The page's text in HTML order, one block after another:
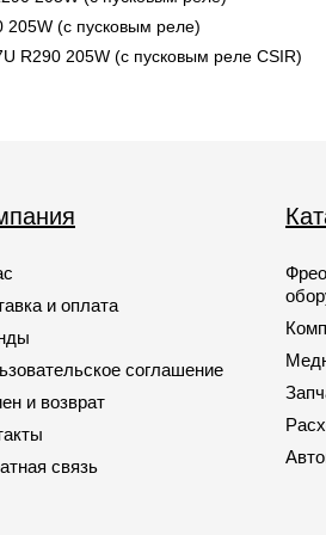
205W (с пусковым реле)
R290 205W (с пусковым реле CSIR)
и оплата
соглашение
и возврат
связь